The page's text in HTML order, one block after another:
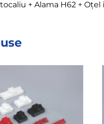
+ Alama H62 +